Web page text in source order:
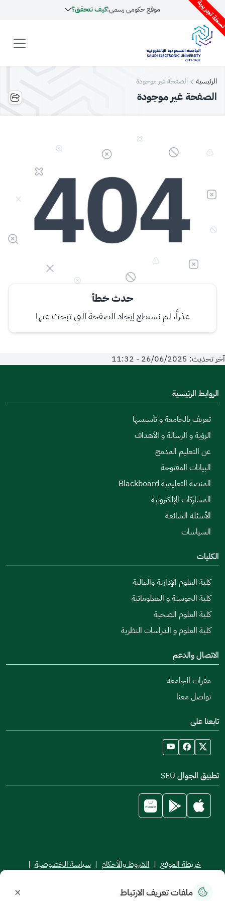
تجريبية موقع حكومي رسمي:كيف تتحقق؟
الرئيسية الصفحة غير موجودة
الصفحة غير موجودة
حدث خطأ
عذراً، لم نستطع إيجاد الصفحة التي تبحث عنها
آخر تحديث: 26/06/2025 - 11:32
الروابط الرئيسية
تعريف بالجامعة و تأسيسها
الرؤية و الرسالة و الأهداف
عن التعليم المدمج
البيانات المفتوحة
المنصة التعليمية Blackboard
المشاركات الإلكترونية
الأسئلة الشائعة
السياسات
الكليات
كلية العلوم الإدارية والمالية
كلية الحوسبة و المعلوماتية
كلية العلوم الصحية
كلية العلوم و الدراسات النظرية
الاتصال والدعم
مقرات الجامعة
تواصل معنا
تابعنا على
تطبيق الجوال SEU
خريطة الموقع | الشروط والأحكام | سياسة الخصوصية |
جميع الحقوق محفوظة للجامعة السعودية الإلكترونية © 2026
ملفات تعريف الارتباط ×